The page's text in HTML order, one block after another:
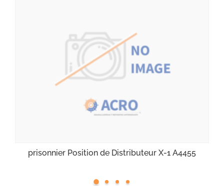
prisonnier Position de Distributeur X-1 A4455